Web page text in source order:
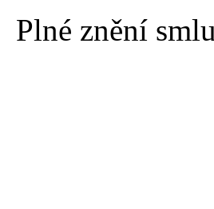
Plné znění